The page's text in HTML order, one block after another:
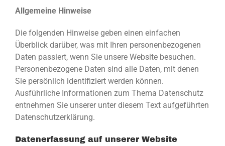
Allgemeine Hinweise
Die folgenden Hinweise geben einen einfachen
Überblick darüber, was mit Ihren personenbezogenen
Daten passiert, wenn Sie unsere Website besuchen.
Personenbezogene Daten sind alle Daten, mit denen
Sie persönlich identifiziert werden können.
Ausführliche Informationen zum Thema Datenschutz
entnehmen Sie unserer unter diesem Text aufgeführten
Datenschutzerklärung.
Datenerfassung auf unserer Website